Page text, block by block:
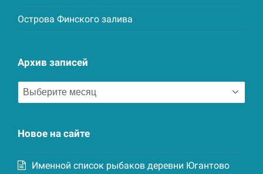
Острова Финского залива
Архив записей
Архив
записей
Новое на сайте
Именной список рыбаков деревни Югантово